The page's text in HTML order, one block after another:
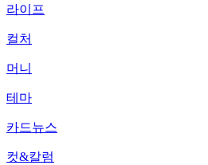
라이프
컬처
머니
테마
카드뉴스
컷&칼럼